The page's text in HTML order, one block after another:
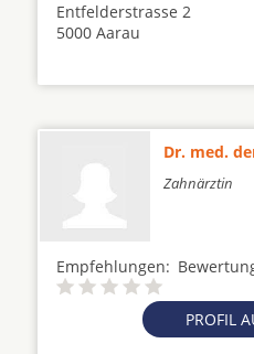
Entfelderstrasse 2
5000 Aarau
Dr. med.
Zahnärztin
Empfehlungen:
PROFIL